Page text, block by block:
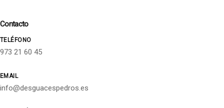
Contacto
TELÉFONO
973 21 60 45
EMAIL
info@desguacespedros.es